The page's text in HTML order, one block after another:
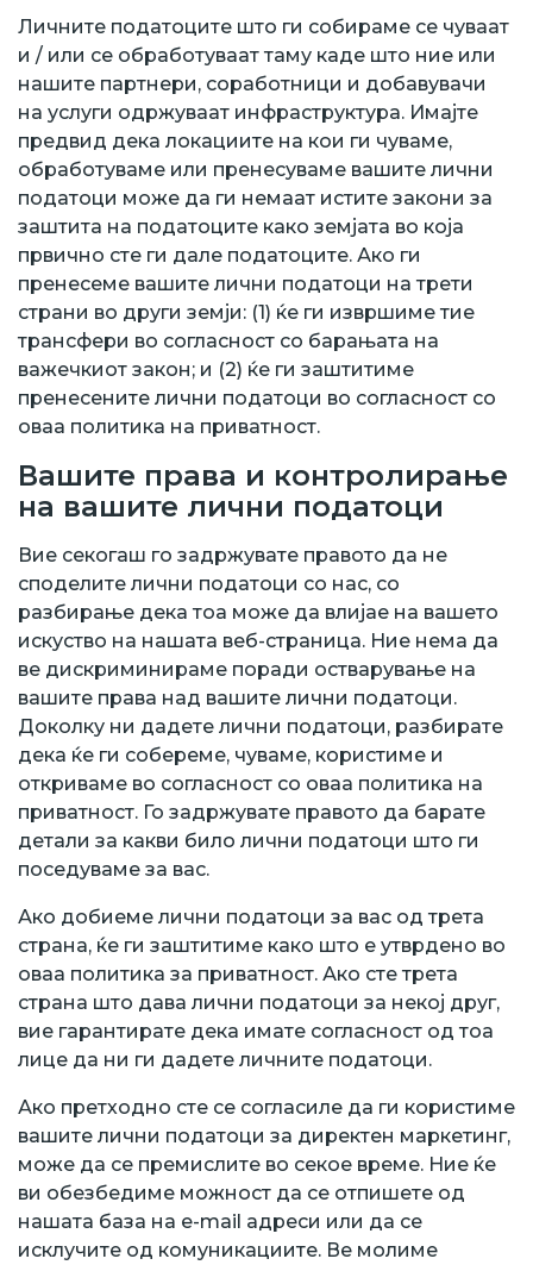
Личните податоците што ги собираме се чуваат
и / или се обработуваат таму каде што ние или
нашите партнери, соработници и добавувачи
на услуги одржуваат инфраструктура. Имајте
предвид дека локациите на кои ги чуваме,
обработуваме или пренесуваме вашите лични
податоци може да ги немаат истите закони за
заштита на податоците како земјата во која
првично сте ги дале податоците. Ако ги
пренесеме вашите лични податоци на трети
страни во други земји: (1) ќе ги извршиме тие
трансфери во согласност со барањата на
важечкиот закон; и (2) ќе ги заштитиме
пренесените лични податоци во согласност со
оваа политика на приватност.
Вашите права и контролирање
на вашите лични податоци
Вие секогаш го задржувате правото да не
споделите лични податоци со нас, со
разбирање дека тоа може да влијае на вашето
искуство на нашата веб-страница. Ние нема да
ве дискриминираме поради остварување на
вашите права над вашите лични податоци.
Доколку ни дадете лични податоци, разбирате
дека ќе ги собереме, чуваме, користиме и
откриваме во согласност со оваа политика на
приватност. Го задржувате правото да барате
детали за какви било лични податоци што ги
поседуваме за вас.
Ако добиеме лични податоци за вас од трета
страна, ќе ги заштитиме како што е утврдено во
оваа политика за приватност. Ако сте трета
страна што дава лични податоци за некој друг,
вие гарантирате дека имате согласност од тоа
лице да ни ги дадете личните податоци.
Ако претходно сте се согласиле да ги користиме
вашите лични податоци за директен маркетинг,
може да се премислите во секое време. Ние ќе
ви обезбедиме можност да се отпишете од
нашата база на e-mail адреси или да се
исклучите од комуникациите. Ве молиме